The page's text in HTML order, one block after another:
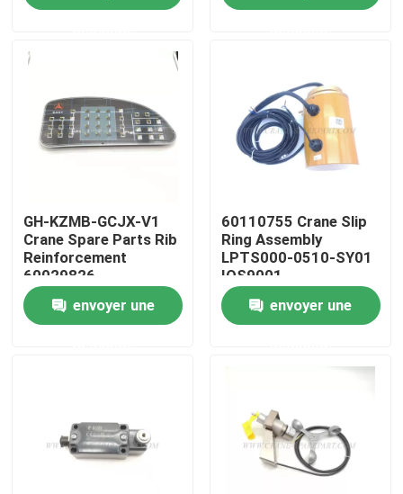
Visite d'usine
Contact
nouvelles
Pièces de rechange de grue
GH-KZMB-GCJX-V1
Crane Spare Parts Rib
Reinforcement
60029826
envoyer une
60110755 Crane Slip
Ring Assembly
LPTS000-0510-SY01
IOS9001
envoyer une